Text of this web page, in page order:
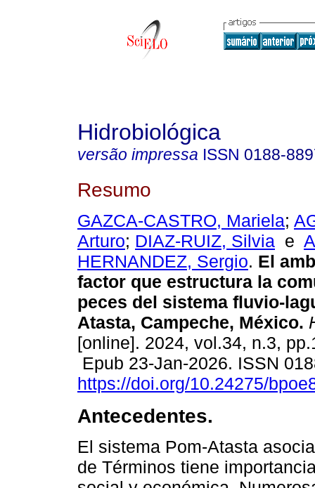
Hidrobiológica
versão impressa ISSN 0188-
Resumo
GAZCA-CASTRO, Mariela;
Arturo; DIAZ-RUIZ, Silvia e
HERNANDEZ, Sergio. El
factor que estructura la
peces del sistema fluvio-
Atasta, Campeche, México.
[online]. 2024, vol.34, n.3,
Epub 23-Jan-2026. ISSN
https://doi.org/10.24275/
Antecedentes.
El sistema Pom-Atasta
de Términos tiene